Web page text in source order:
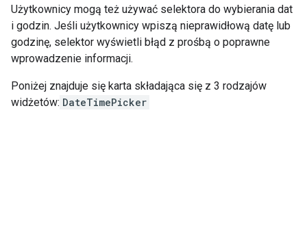
Użytkownicy mogą też używać selektora do wybierania dat
i godzin. Jeśli użytkownicy wpiszą nieprawidłową datę lub
godzinę, selektor wyświetli błąd z prośbą o poprawne
wprowadzenie informacji.
Poniżej znajduje się karta składająca się z 3 rodzajów
widżetów: DateTimePicker